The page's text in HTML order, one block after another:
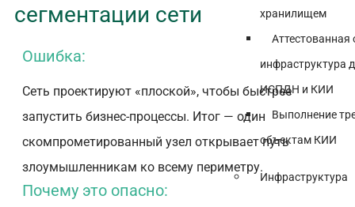
хранилищем
Аттестованная
инфраструктура
ИСПДН и КИИ
Выполнение
объектам КИИ
Инфраструктура
сегментации сети
Ошибка:
Сеть проектируют «плоской», чтобы быстрее
запустить бизнес-процессы. Итог — один
скомпрометированный узел открывает путь
злоумышленникам ко всему периметру.
Почему это опасно: